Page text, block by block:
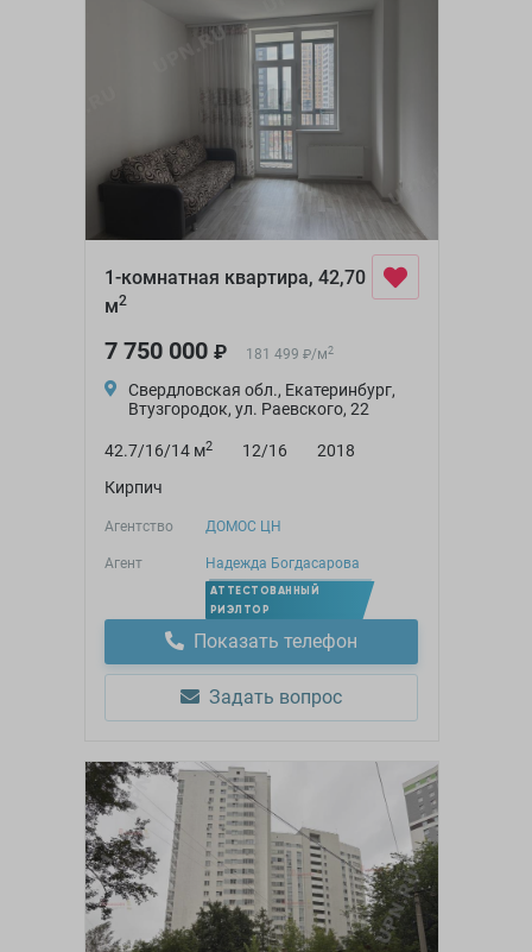
1-комнатная квартира, 42,70
м2
7 750 000 ₽ 181 499 ₽/м2
Свердловская обл., Екатеринбург,
Втузгородок, ул. Раевского, 22
42.7/16/14 м2 12/16
2018
Кирпич
Агентство ДОМОС ЦН
Агент Надежда Богдасарова
АТТЕСТОВАННЫЙ
РИЭЛТОР
Показать телефон
Задать вопрос